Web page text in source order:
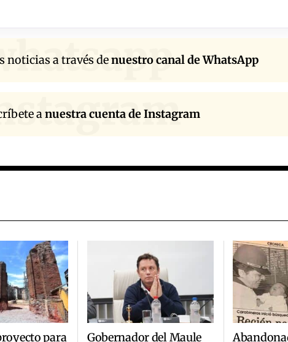
noticias a través denuestro canal de WhatsApp
anuestra cuenta de Instagram
para
Gobernador del Maule